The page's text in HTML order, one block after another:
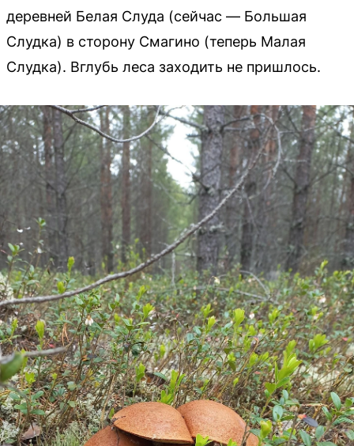
деревней Белая Слуда (сейчас — Большая
Слудка) в сторону Смагино (теперь Малая
Слудка). Вглубь леса заходить не пришлось.